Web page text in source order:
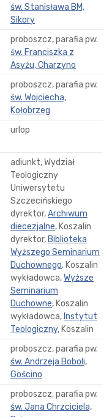
św. Stanisława BM,
Sikory
proboszcz, parafia pw.
św. Franciszka z
Asyżu, Charzyno
proboszcz, parafia pw.
św. Wojciecha,
Kołobrzeg
urlop
adiunkt, Wydział
Teologiczny
Uniwersytetu
Szczecińskiego
dyrektor,Archiwum
diecezjalne, Koszalin
dyrektor, Biblioteka
Wyższego Seminarium
Duchownego, Koszalin
wykładowca,Wyższe
Seminarium
Duchowne, Koszalin
wykładowca, Instytut
Teologiczny, Koszalin
proboszcz, parafia pw.
św. Andrzeja Boboli,
Gościno
proboszcz, parafia pw.
św. Jana Chrzciciela,